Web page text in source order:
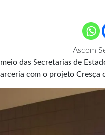
Ascom
das Secretarias de
com o projeto Cresça